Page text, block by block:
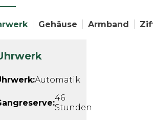
Gehäuse Armband
Automatik
46
Stunden